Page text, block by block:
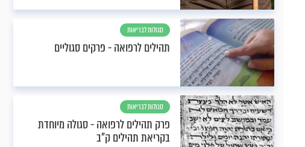
סגולות לבריאות
תהילים לרפואה - פרקים סגוליים
סגולות לבריאות
פרק תהילים לרפואה - סגולה מיוחדת
בקריאת תהילים ק"ב